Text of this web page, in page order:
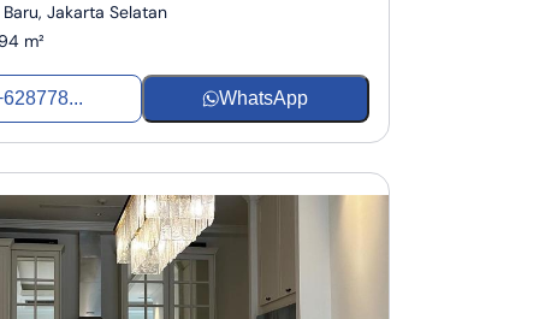
Jakarta Selatan
m²
WhatsApp